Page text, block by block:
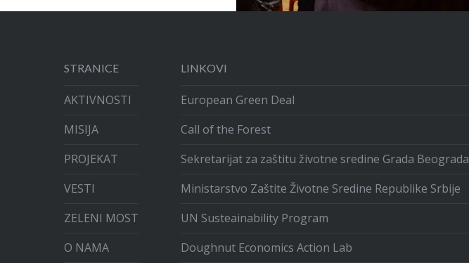
INICIJATIVA.
STRANICE
AKTIVNOSTI
MISIJA
PROJEKAT
VESTI
ZELENI MOST
O NAMA
LINKOVI
European Green Deal
Call of the Forest
Sekretarijat za zaštitu životne sredine Grada Beograda
Ministarstvo Zaštite Životne Sredine Republike Srbije
UN Susteainability Program
Doughnut Economics Action Lab